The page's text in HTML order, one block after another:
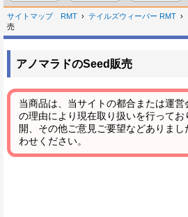
サイトマップ RMT テイルズウィーバー RMT
売
アノマラドのSeed販売
当商品は、当サイトの都合または運
の理由により現在取り扱いを行って
開、その他ご意見ご要望などありま
わせください。